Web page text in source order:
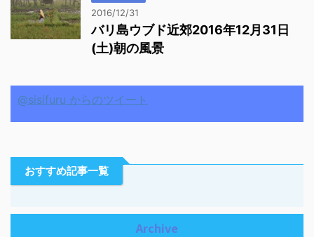
2016/12/31
バリ島ウブド近郊2016年12月31日
(土)朝の風景
@sisifuru からのツイート
おすすめ記事一覧
Archive